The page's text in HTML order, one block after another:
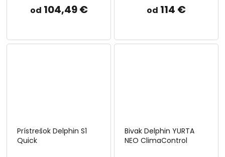
od 104,49 € od 114 €
Prístrešok Delphin S1
Quick
Bivak Delphin YURTA
NEO ClimaControl